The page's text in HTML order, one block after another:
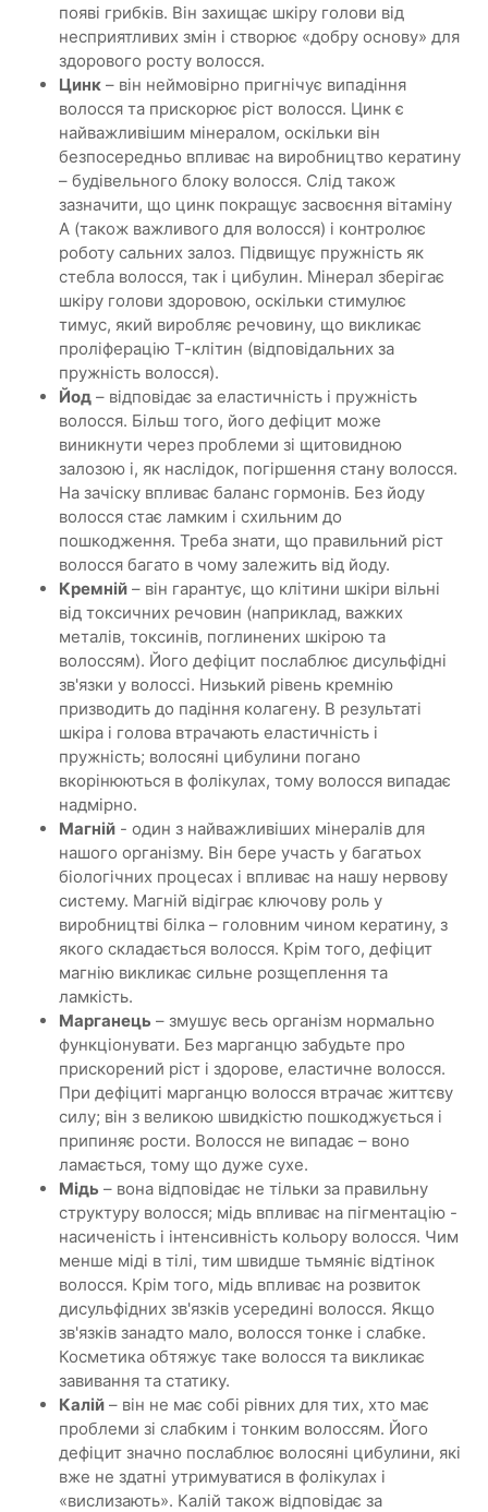
появі грибків. Він захищає шкіру голови від
несприятливих змін і створює «добру основу» для
здорового росту волосся.
Цинк – він неймовірно пригнічує випадіння
волосся та прискорює ріст волосся. Цинк є
найважливішим мінералом, оскільки він
безпосередньо впливає на виробництво кератину
– будівельного блоку волосся. Слід також
зазначити, що цинк покращує засвоєння вітаміну
А (також важливого для волосся) і контролює
роботу сальних залоз. Підвищує пружність як
стебла волосся, так і цибулин. Мінерал зберігає
шкіру голови здоровою, оскільки стимулює
тимус, який виробляє речовину, що викликає
проліферацію Т-клітин (відповідальних за
пружність волосся).
Йод – відповідає за еластичність і пружність
волосся. Більш того, його дефіцит може
виникнути через проблеми зі щитовидною
залозою і, як наслідок, погіршення стану волосся.
На зачіску впливає баланс гормонів. Без йоду
волосся стає ламким і схильним до
пошкодження. Треба знати, що правильний ріст
волосся багато в чому залежить від йоду.
Кремній – він гарантує, що клітини шкіри вільні
від токсичних речовин (наприклад, важких
металів, токсинів, поглинених шкірою та
волоссям). Його дефіцит послаблює дисульфідні
зв'язки у волоссі. Низький рівень кремнію
призводить до падіння колагену. В результаті
шкіра і голова втрачають еластичність і
пружність; волосяні цибулини погано
вкорінюються в фолікулах, тому волосся випадає
надмірно.
Магній - один з найважливіших мінералів для
нашого організму. Він бере участь у багатьох
біологічних процесах і впливає на нашу нервову
систему. Магній відіграє ключову роль у
виробництві білка – головним чином кератину, з
якого складається волосся. Крім того, дефіцит
магнію викликає сильне розщеплення та
ламкість.
Марганець – змушує весь організм нормально
функціонувати. Без марганцю забудьте про
прискорений ріст і здорове, еластичне волосся.
При дефіциті марганцю волосся втрачає життєву
силу; він з великою швидкістю пошкоджується і
припиняє рости. Волосся не випадає – воно
ламається, тому що дуже сухе.
Мідь – вона відповідає не тільки за правильну
структуру волосся; мідь впливає на пігментацію -
насиченість і інтенсивність кольору волосся. Чим
менше міді в тілі, тим швидше тьмяніє відтінок
волосся. Крім того, мідь впливає на розвиток
дисульфідних зв'язків усередині волосся. Якщо
зв'язків занадто мало, волосся тонке і слабке.
Косметика обтяжує таке волосся та викликає
завивання та статику.
Калій – він не має собі рівних для тих, хто має
проблеми зі слабким і тонким волоссям. Його
дефіцит значно послаблює волосяні цибулини, які
вже не здатні утримуватися в фолікулах і
«вислизають». Калій також відповідає за